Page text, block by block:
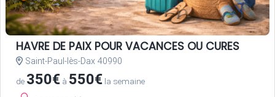
HAVRE DE PAIX POUR VACANCES OU CURES
Saint-Paul-lès-Dax 40990
de 350€ à 550€ la semaine